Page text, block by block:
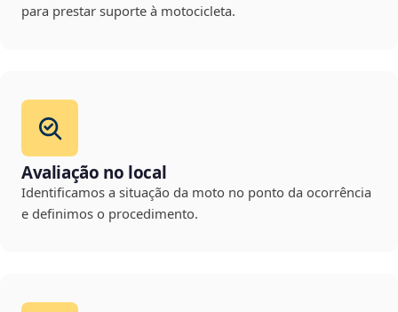
para prestar suporte à motocicleta.
Avaliação no local
Identificamos a situação da moto no ponto da ocorrência
e definimos o procedimento.